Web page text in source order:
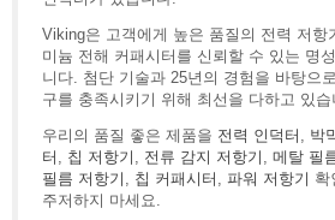
Viking은 고객에게 높은 품질의 전력 저항
미늄 전해 커패시터를 신뢰할 수 있는 명
니다. 첨단 기술과 25년의 경험을 바탕으
구를 충족시키기 위해 최선을 다하고 있습
우리의 품질 좋은 제품을 전력 인덕터 박
터
칩 저항기 전류 감지 저항기 메탈 필
필름 저항기
칩 커패시터 파워 저항기 확
주저하지 마세요.